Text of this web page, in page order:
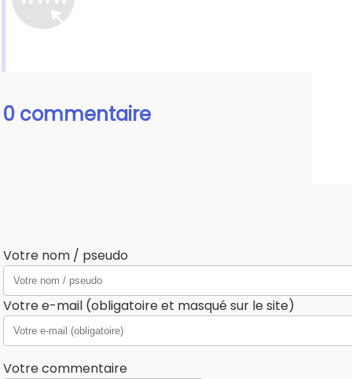
0 commentaire
Votre nom / pseudo
Votre e-mail (obligatoire et masqué sur le site)
Votre commentaire